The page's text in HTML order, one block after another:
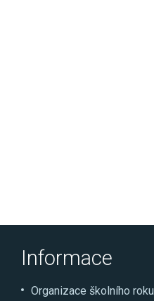
Informace
Organizace školního roku